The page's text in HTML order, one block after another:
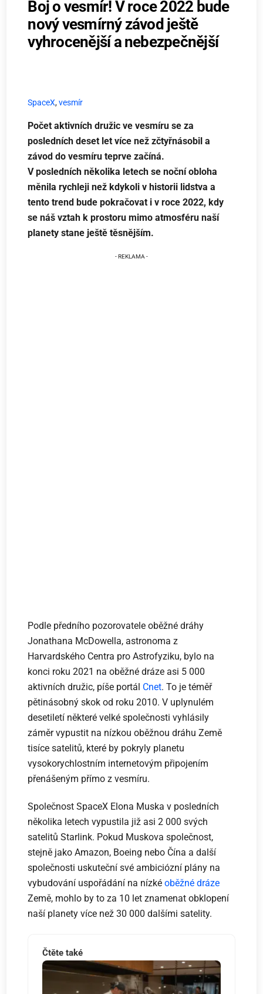
Boj o vesmír! V roce 2022 bude
nový vesmírný závod ještě
vyhrocenější a nebezpečnější
SpaceX,vesmír
Počet aktivních družic ve vesmíru se za
posledních deset let více než zčtyřnásobil a
závod do vesmíru teprve začíná.
V posledních několika letech se noční obloha
měnila rychleji než kdykoli v historii lidstva a
tento trend bude pokračovat i v roce 2022, kdy
se náš vztah k prostoru mimo atmosféru naší
planety stane ještě těsnějším.
Podle předního pozorovatele oběžné dráhy
Jonathana McDowella, astronoma z
Harvardského Centra pro Astrofyziku, bylo na
konci roku 2021 na oběžné dráze asi 5 000
aktivních družic, píše portál Cnet. To je téměř
pětinásobný skok od roku 2010. V uplynulém
desetiletí některé velké společnosti vyhlásily
záměr vypustit na nízkou oběžnou dráhu Země
tisíce satelitů, které by pokryly planetu
vysokorychlostním internetovým připojením
přenášeným přímo z vesmíru.
Společnost SpaceX Elona Muska v posledních
několika letech vypustila již asi 2 000 svých
satelitů Starlink. Pokud Muskova společnost,
stejně jako Amazon, Boeing nebo Čína a další
společnosti uskuteční své ambiciózní plány na
vybudování uspořádání na nízkéoběžné dráze
Země, mohlo by to za 10 let znamenat obklopení
naší planety více než 30 000 dalšími satelity.
Čtěte také